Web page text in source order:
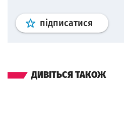
підписатися Профіль
ДИВІТЬСЯ ТАКОЖ